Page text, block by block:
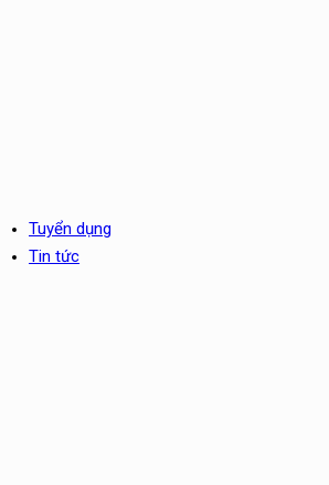
Tuyển dụng
Tin tức